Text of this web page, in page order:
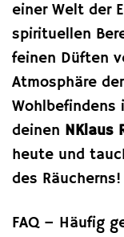
einer Welt der
spirituellen
feinen Düften
Atmosphäre
Wohlbefindens
deinen NKlaus
heute und
des Räucherns!
FAQ – Häufig